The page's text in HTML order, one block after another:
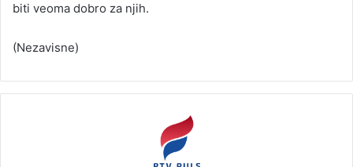
biti veoma dobro za njih.
(Nezavisne)